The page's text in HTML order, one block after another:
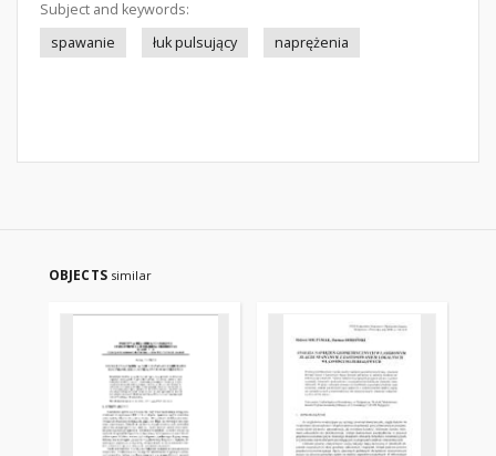
Subject and keywords:
spawanie
łuk pulsujący naprężenia
OBJECTS similar